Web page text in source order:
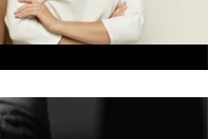
En resa som fostrat
stark förankran...